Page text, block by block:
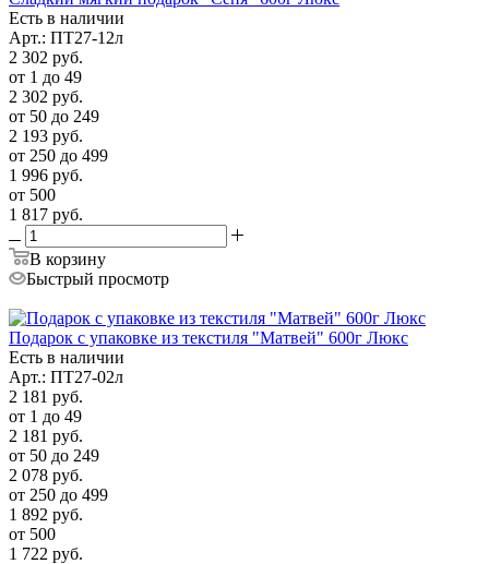
Есть в наличии
Арт.: ПТ27-12л
2 302 руб.
от 1 до 49
2 302 руб.
от 50 до 249
2 193 руб.
от 250 до 499
1 996 руб.
от 500
1 817 руб.
В корзину
Быстрый просмотр
Подарок с упаковке из текстиля "Матвей" 600г Люкс
Есть в наличии
Арт.: ПТ27-02л
2 181 руб.
от 1 до 49
2 181 руб.
от 50 до 249
2 078 руб.
от 250 до 499
1 892 руб.
от 500
1 722 руб.